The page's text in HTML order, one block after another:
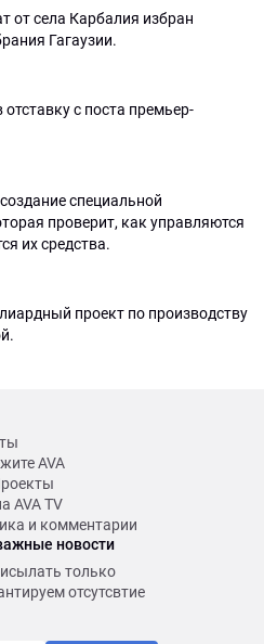
от села Карбалия избран
Гагаузии.
с поста премьер-
специальной
проверит, как управляются
их средства.
проект по производству
AVA
AVA TV
и комментарии
новости
только
отсутсвтие